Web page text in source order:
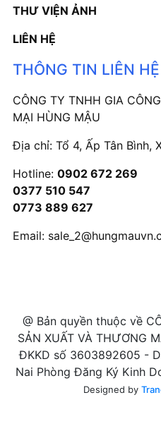
THƯ VIỆN ẢNH
LIÊN HỆ
THÔNG TIN LIÊN HỆ
CÔNG TY TNHH GIA
MẠI HÙNG MẬU
Địa chỉ: Tổ 4, Ấp Tân Bình,
Hotline: 0902 672 269
0377 510 547
0773 889 627
Email:
@ Bản quyền thuộc về
SẢN XUẤT VÀ THƯƠNG
ĐKKD số 3603892605 -
Nai Phòng Đăng Ký Kinh
Designed by